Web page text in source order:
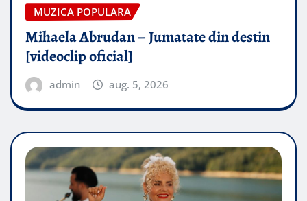
MUZICA POPULARA
Mihaela Abrudan – Jumatate din destin
[videoclip oficial]
admin aug. 5, 2026